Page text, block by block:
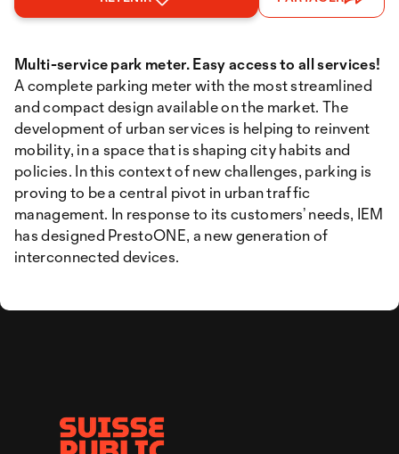
Multi-service park meter. Easy access to all services!
A complete parking meter with the most streamlined
and compact design available on the market. The
development of urban services is helping to reinvent
mobility, in a space that is shaping city habits and
policies. In this context of new challenges, parking is
proving to be a central pivot in urban traffic
management. In response to its customers’ needs, IEM
has designed PrestoONE, a new generation of
interconnected devices.